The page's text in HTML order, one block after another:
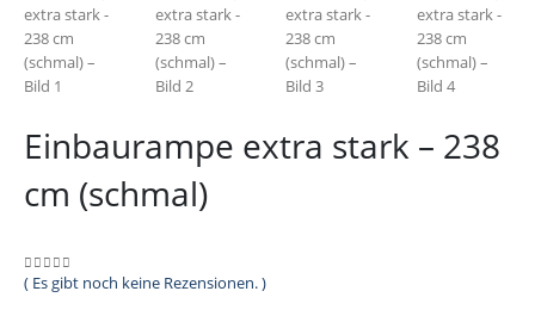
Einbaurampe extra stark – 238
cm (schmal)
0 out of 5
( Es gibt noch keine Rezensionen. )